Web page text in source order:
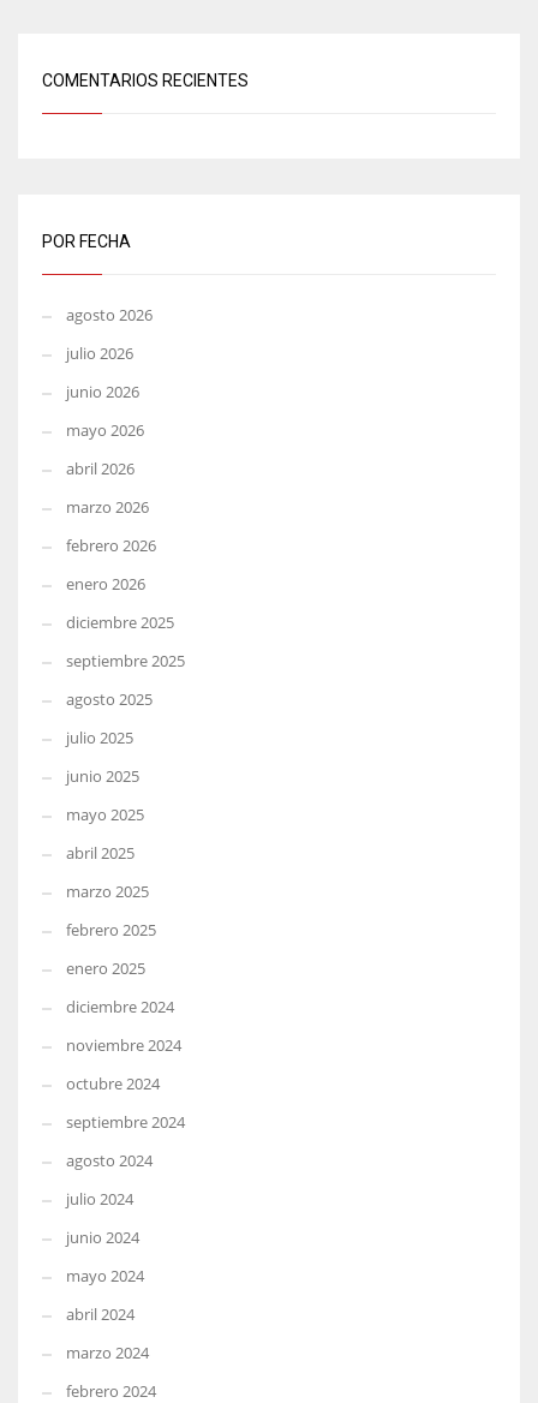
COMENTARIOS RECIENTES
POR FECHA
agosto 2026
julio 2026
junio 2026
mayo 2026
abril 2026
marzo 2026
febrero 2026
enero 2026
diciembre 2025
septiembre 2025
agosto 2025
julio 2025
junio 2025
mayo 2025
abril 2025
marzo 2025
febrero 2025
enero 2025
diciembre 2024
noviembre 2024
octubre 2024
septiembre 2024
agosto 2024
julio 2024
junio 2024
mayo 2024
abril 2024
marzo 2024
febrero 2024